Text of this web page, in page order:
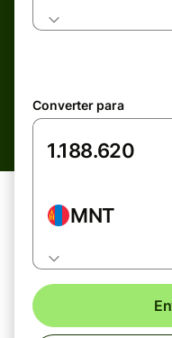
Converter para
MNT